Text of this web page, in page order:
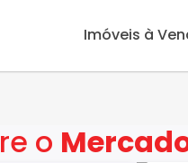
Imóveis à
o